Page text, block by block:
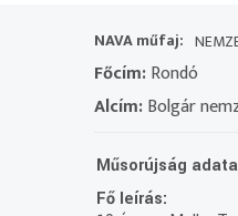
NAVA műfaj:
Főcím:Rondó
Alcím:Bolgár
Műsorújság
Fő leírás: